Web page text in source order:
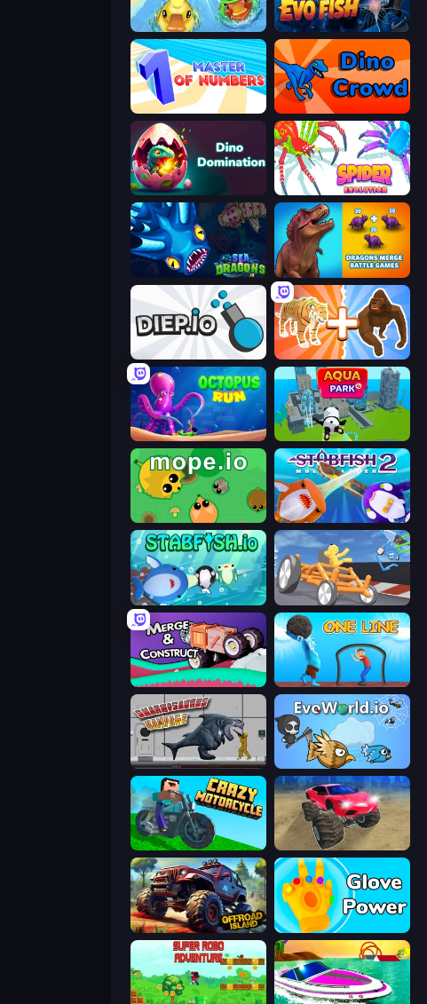
DuckPark.io Evo Fish
Master of Numbers Dino Crowd
Dino Domination Spider Evolution: Runner Game
SeaDragons.io Dragons Merge: Battle Games
Diep.io Animal DNA Run
OctopusRun Aquapark.io
Mope.io Stabfish 2
Stabfish.io Draw Crash Race
Merge & Construct One Line
Sharkosaurus Rampage
Crazy Motorcycle
Offroad Island Glove Power